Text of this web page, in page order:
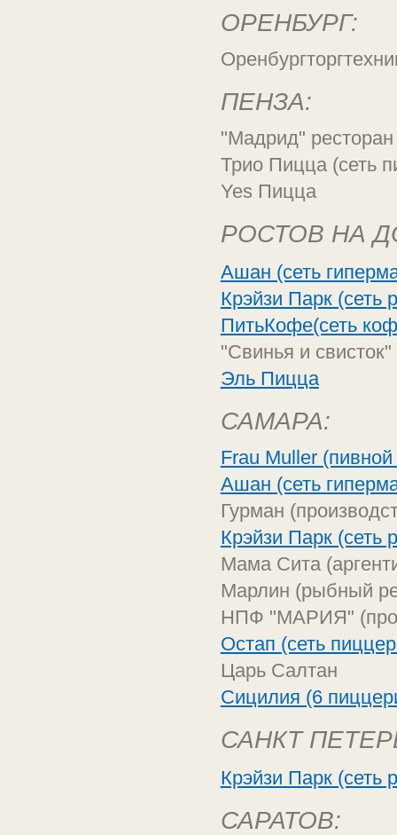
ОРЕНБУРГ:
ПЕНЗА:
"Мадрид" ресторан
Трио Пицца (сеть
Yes Пицца
РОСТОВ НА
Ашан (сеть
Крэйзи Парк (сеть
ПитьКофе(сеть
"Свинья и свисток"
Эль Пицца
САМАРА:
Frau Muller (пивной
Ашан (сеть
Гурман
Крэйзи Парк (сеть
Мама Сита
Марлин (рыбный
НПФ "МАРИЯ"
Остап (сеть
Царь Салтан
Сицилия (6
САНКТ
Крэйзи Парк (сеть
САРАТОВ: